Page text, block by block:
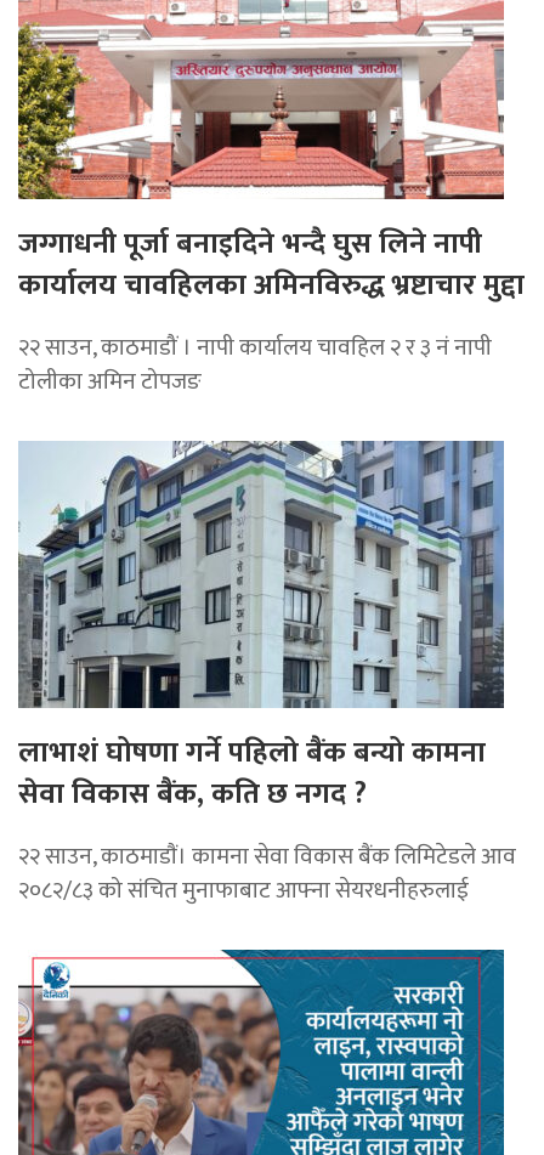
जग्गाधनी पूर्जा बनाइदिने भन्दै घुस लिने नापी
कार्यालय चावहिलका अमिनविरुद्ध भ्रष्टाचार मुद्दा
२२ साउन, काठमाडौं । नापी कार्यालय चावहिल २ र ३ नं नापी
टोलीका अमिन टोपजङ
लाभाशं घोषणा गर्ने पहिलो बैंक बन्यो कामना
सेवा विकास बैंक, कति छ नगद ?
२२ साउन, काठमाडाैं। कामना सेवा विकास बैंक लिमिटेडले आव
२०८२/८३ को संचित मुनाफाबाट आफ्ना सेयरधनीहरुलाई